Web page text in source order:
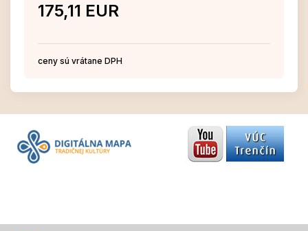
175,11 EUR
ceny sú vrátane DPH